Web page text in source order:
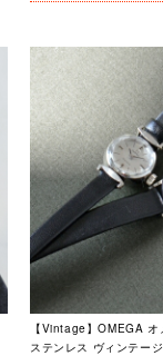
【Vintage】OMEGA オ
ステンレス ヴィンテー